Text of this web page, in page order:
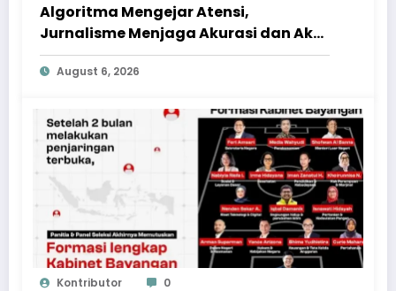
Algoritma Mengejar Atensi,
Jurnalisme Menjaga Akurasi dan Akal
Sehat Publik
August 6, 2026
Kontributor 0